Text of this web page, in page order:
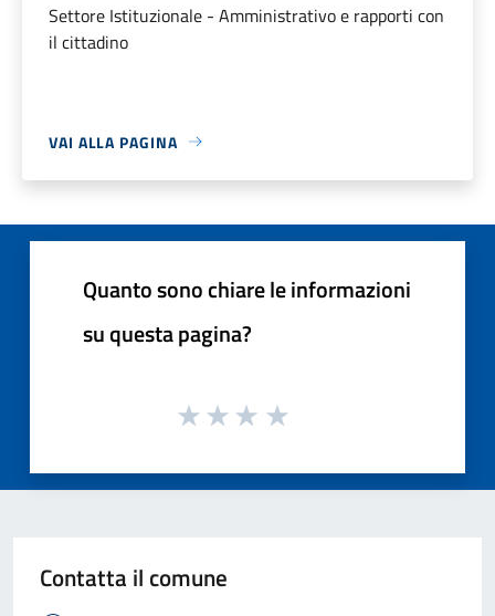
Settore Istituzionale - Amministrativo e rapporti con
il cittadino
VAI ALLA PAGINA
Quanto sono chiare le informazioni
su questa pagina?
Contatta il comune